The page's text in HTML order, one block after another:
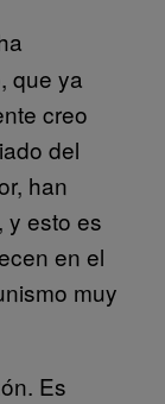
que ya
creo
del
han
y esto es
en el
muy
Es